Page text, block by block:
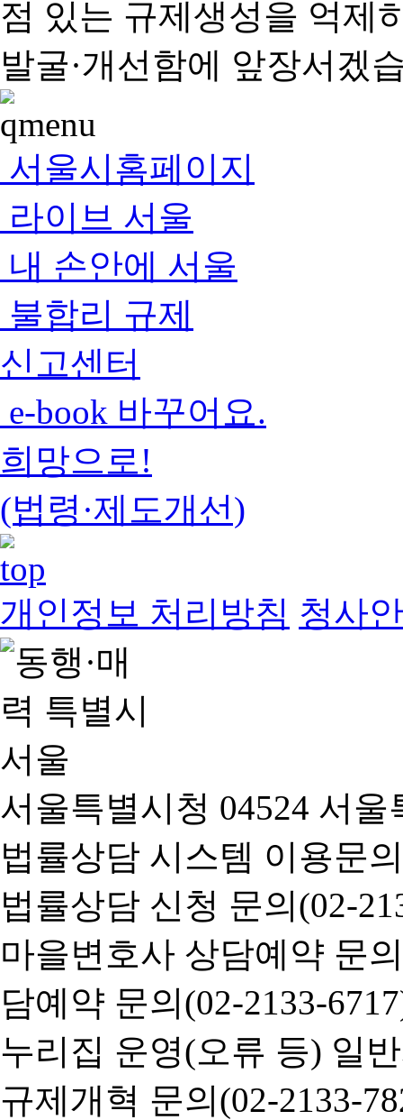
점 있는 규제생성을 억제
발굴·개선함에 앞장서겠
서울시홈페이지
라이브 서울
내 손안에 서울
불합리 규제
신고센터
e-book 바꾸어요.
희망으로!
(법령·제도개선)
개인정보 처리방침 청사
서울특별시청 04524 서
법률상담 시스템 이용문
법률상담 신청 문의(02-
마을변호사 상담예약 문
담예약 문의(02-2133-
누리집 운영(오류 등) 일
규제개혁 문의(02-2133-